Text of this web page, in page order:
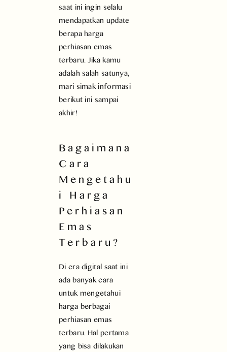
saat ini ingin selalu
mendapatkan update
berapa harga
perhiasan emas
terbaru. Jika kamu
adalah salah satunya,
mari simak informasi
berikut ini sampai
akhir!
Bagaimana
Cara
Mengetahu
i Harga
Perhiasan
Emas
Terbaru?
Di era digital saat ini
ada banyak cara
untuk mengetahui
harga berbagai
perhiasan emas
terbaru. Hal pertama
yang bisa dilakukan